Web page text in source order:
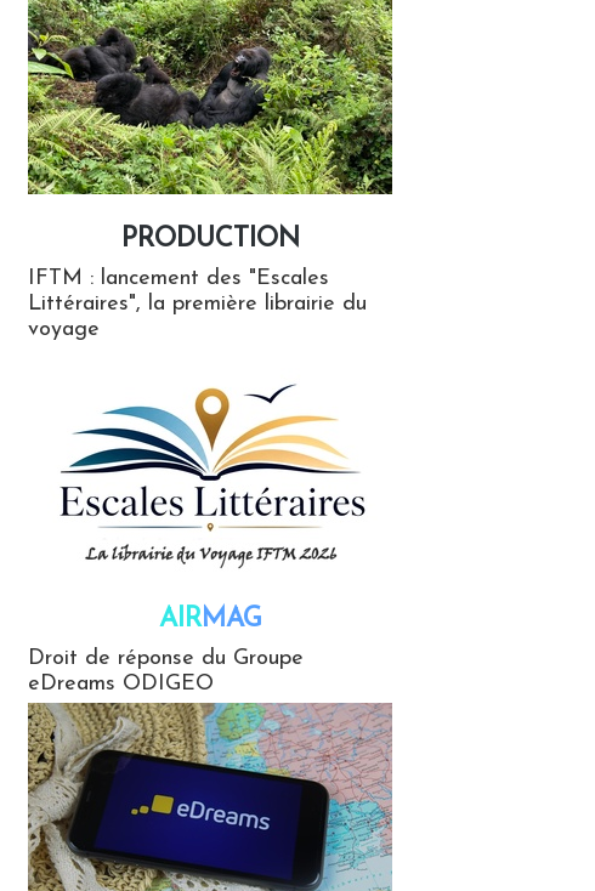
PRODUCTION
IFTM : lancement des "Escales
Littéraires", la première librairie du
voyage
AIRMAG
Droit de réponse du Groupe
eDreams ODIGEO